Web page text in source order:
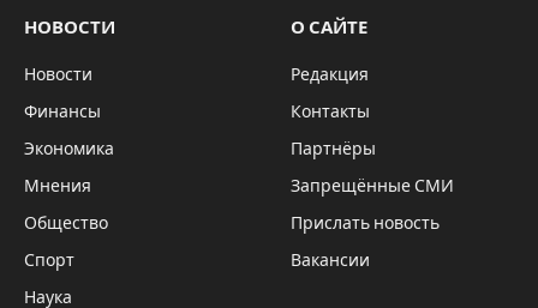
НОВОСТИ
Новости
Финансы
Экономика
Мнения
Общество
Спорт
Наука
О САЙТЕ
Редакция
Контакты
Партнёры
Запрещённые СМИ
Прислать новость
Вакансии